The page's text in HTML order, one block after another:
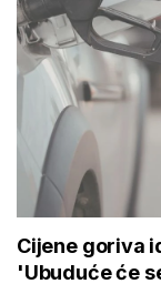
Cijene goriva
'Ubuduće će